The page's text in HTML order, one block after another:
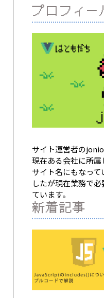
プロフィー
サイト運営者のjonio
現在ある会社に所属
サイト名にもなって
したが現在業務で
ています。
新着記事